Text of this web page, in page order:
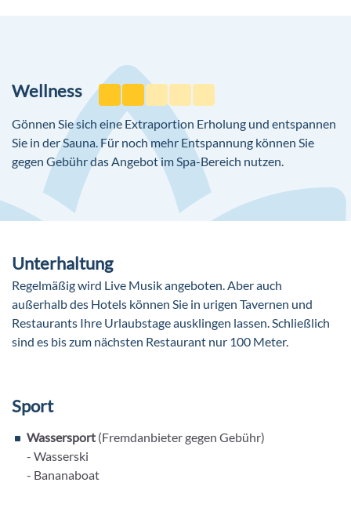
Wellness
Gönnen Sie sich eine Extraportion Erholung und entspannen
Sie in der Sauna. Für noch mehr Entspannung können Sie
gegen Gebühr das Angebot im Spa-Bereich nutzen.
Unterhaltung
Regelmäßig wird Live Musik angeboten. Aber auch
außerhalb des Hotels können Sie in urigen Tavernen und
Restaurants Ihre Urlaubstage ausklingen lassen. Schließlich
sind es bis zum nächsten Restaurant nur 100 Meter.
Sport
Wassersport (Fremdanbieter gegen Gebühr)
- Wasserski
- Bananaboat